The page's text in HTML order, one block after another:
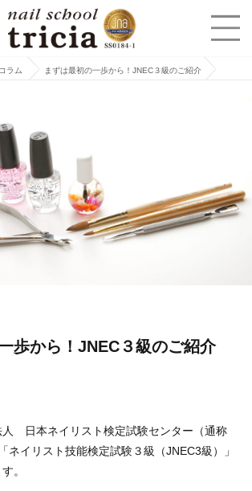
コラム まずは最初の一歩から！JNEC３級のご紹介
歩から！JNEC３級のご紹介
人 日本ネイリスト検定試験センター（通称
ネイリスト技能検定試験３級（JNEC3級）」
。